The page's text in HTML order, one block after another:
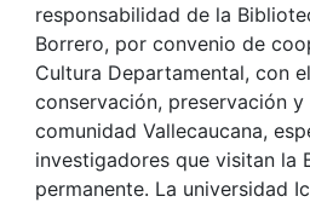
responsabilidad de la
Borrero, por convenio de
Cultura Departamental, con
conservación, preservación
comunidad Vallecaucana,
investigadores que visitan la
permanente. La universidad